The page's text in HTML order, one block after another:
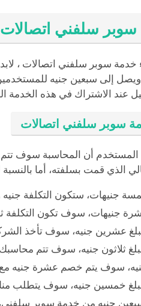
سلفني اتصالات
خدمة سوبر سلفني اتصالات ،
إلى سبعين جنيه
عند الاشتراك في هذه الخدمة
سوبر سلفني اتصالات
أن المحاسبة سوف تتم
الذي قمت بسلفته، أما بالنسبة
جنيهات، ستكون التكلفة
جنيهات، سوف تكون التكلفة
عشرين جنيه، سوف تأخذ
ثلاثون جنيه، سوف تتم
سوف يتم خصم عشرة جنيه
خمسين جنيه، سوف يتطلب
جنيه من خدمة سوبر